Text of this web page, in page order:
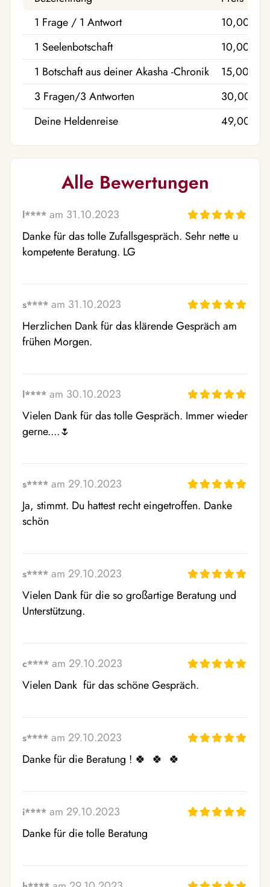
1 Frage / 1 Antwort
10,00 €
1 Seelenbotschaft
10,00 €
1 Botschaft aus deiner Akasha -Chronik
15,00 €
3 Fragen/3 Antworten
30,00 €
Deine Heldenreise
49,00 €
Alle Bewertungen
l**** am 31.10.2023
Danke für das tolle Zufallsgespräch. Sehr nette u
kompetente Beratung. LG
s**** am 31.10.2023
Herzlichen Dank für das klärende Gespräch am
frühen Morgen.
l**** am 30.10.2023
Vielen Dank für das tolle Gespräch. Immer wieder
gerne....🌷
s**** am 29.10.2023
Ja, stimmt. Du hattest recht eingetroffen. Danke
schön
s**** am 29.10.2023
Vielen Dank für die so großartige Beratung und
Unterstützung.
c**** am 29.10.2023
Vielen Dank  für das schöne Gespräch.
s**** am 29.10.2023
Danke für die Beratung ! 🍀  🍀  🍀
i**** am 29.10.2023
Danke für die tolle Beratung